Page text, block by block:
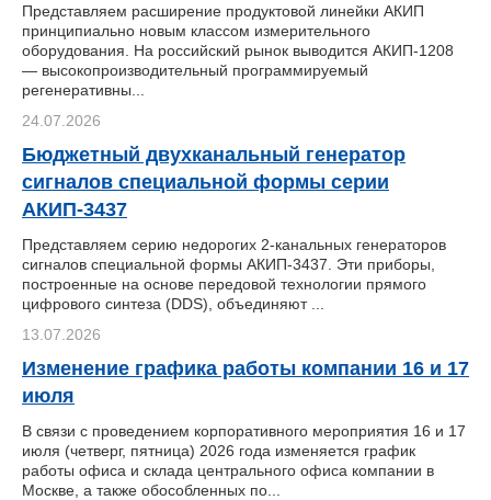
Представляем расширение продуктовой линейки АКИП
принципиально новым классом измерительного
оборудования. На российский рынок выводится АКИП-1208
— высокопроизводительный программируемый
регенеративны...
24.07.2026
Бюджетный двухканальный генератор
сигналов специальной формы серии
АКИП-3437
Представляем серию недорогих 2-канальных генераторов
сигналов специальной формы АКИП-3437. Эти приборы,
построенные на основе передовой технологии прямого
цифрового синтеза (DDS), объединяют ...
13.07.2026
Изменение графика работы компании 16 и 17
июля
В связи с проведением корпоративного мероприятия 16 и 17
июля (четверг, пятница) 2026 года изменяется график
работы офиса и склада центрального офиса компании в
Москве, а также обособленных по...